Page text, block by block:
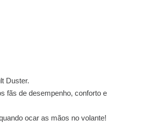
Duster.
fãs de desempenho, conforto e
ocar as mãos no volante!